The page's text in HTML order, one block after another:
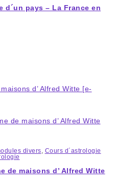
d´un pays – La France en
divers Cours d´astrologie
de maisons d’ Alfred Witte